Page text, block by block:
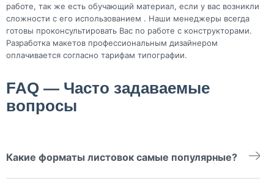
работе, так же есть обучающий материал, если у вас возникли
сложности с его использованием . Наши менеджеры всегда
готовы проконсультировать Вас по работе с конструкторами.
Разработка макетов профессиональным дизайнером
оплачивается согласно тарифам типографии.
FAQ — Часто задаваемые
вопросы
Какие форматы листовок самые популярные?